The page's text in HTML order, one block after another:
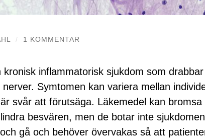
/ 1 KOMMENTAR
inflammatorisk sjukdom som drabbar
Symtomen kan variera mellan
svår att förutsäga. Läkemedel kan bromsa
besvären, men de botar inte
gå och behöver övervakas så att